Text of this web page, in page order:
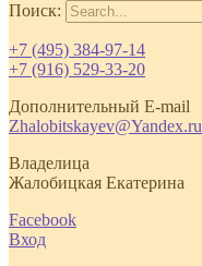
Поиск:
+7 (495) 384-97-14
+7 (916) 529-33-20
Дополнительный E-mail
Zhalobitskayev@Yandex.ru
Владелица
Жалобицкая Екатерина
Facebook
Вход